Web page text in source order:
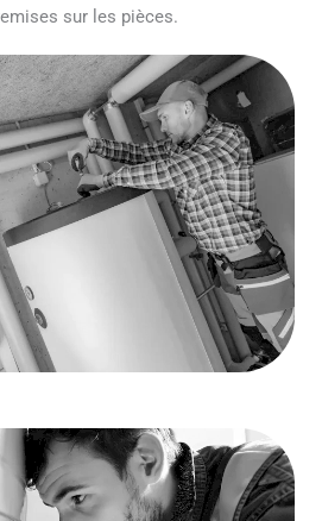
sur les pièces.